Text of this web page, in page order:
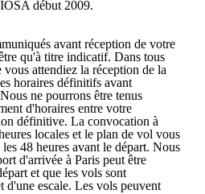
début 2009.
avant réception de votre
qu'à titre indicatif. Dans tous
attendiez la réception de la
horaires définitifs avant
ne pourrons être tenus
d'horaires entre votre
définitive. La convocation à
locales et le plan de vol vous
48 heures avant le départ. Nous
d'arrivée à Paris peut être
et que les vols sont
d'une escale. Les vols peuvent